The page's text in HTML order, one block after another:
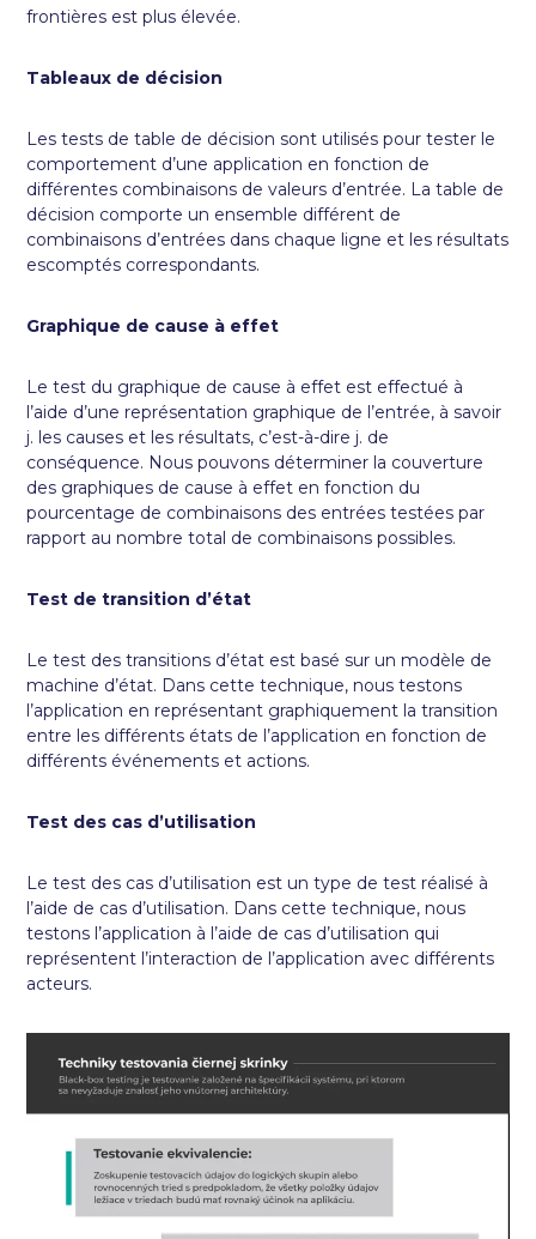
frontières est plus élevée.
Tableaux de décision
Les tests de table de décision sont utilisés pour tester le
comportement d’une application en fonction de
différentes combinaisons de valeurs d’entrée. La table de
décision comporte un ensemble différent de
combinaisons d’entrées dans chaque ligne et les résultats
escomptés correspondants.
Graphique de cause à effet
Le test du graphique de cause à effet est effectué à
l’aide d’une représentation graphique de l’entrée, à savoir
j. les causes et les résultats, c’est-à-dire j. de
conséquence. Nous pouvons déterminer la couverture
des graphiques de cause à effet en fonction du
pourcentage de combinaisons des entrées testées par
rapport au nombre total de combinaisons possibles.
Test de transition d’état
Le test des transitions d’état est basé sur un modèle de
machine d’état. Dans cette technique, nous testons
l’application en représentant graphiquement la transition
entre les différents états de l’application en fonction de
différents événements et actions.
Test des cas d’utilisation
Le test des cas d’utilisation est un type de test réalisé à
l’aide de cas d’utilisation. Dans cette technique, nous
testons l’application à l’aide de cas d’utilisation qui
représentent l’interaction de l’application avec différents
acteurs.